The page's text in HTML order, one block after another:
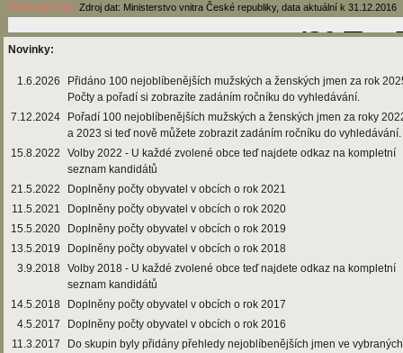
Verze pro tisk Zdroj dat: Ministerstvo vnitra České republiky, data aktuální k 31.12.2016
Novinky:
1.6.2026
Přidáno 100 nejoblíbenějších mužských a ženských jmen za rok
Počty a pořadí si zobrazíte zadáním ročníku do vyhledávání.
7.12.2024
Pořadí 100 nejoblíbenějších mužských a ženských jmen za roky
a 2023 si teď nově můžete zobrazit zadáním ročníku do vyhledávání.
15.8.2022
Volby 2022 - U každé zvolené obce teď najdete odkaz na kompletní
seznam kandidátů
21.5.2022
Doplněny počty obyvatel v obcích o rok 2021
11.5.2021
Doplněny počty obyvatel v obcích o rok 2020
15.5.2020
Doplněny počty obyvatel v obcích o rok 2019
13.5.2019
Doplněny počty obyvatel v obcích o rok 2018
3.9.2018 Volby 2018 - U každé zvolené obce teď najdete odkaz na kompletní
seznam kandidátů
14.5.2018
Doplněny počty obyvatel v obcích o rok 2017
4.5.2017
Doplněny počty obyvatel v obcích o rok 2016
11.3.2017
Do skupin byly přidány přehledy nejoblíbenějších jmen ve vybraných